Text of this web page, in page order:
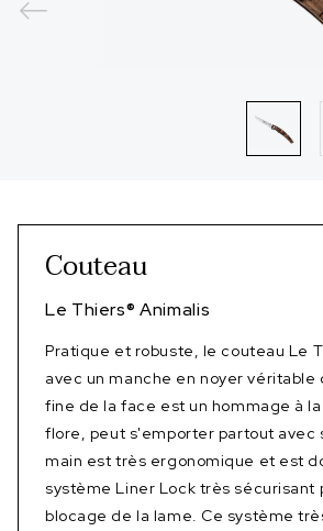
Couteau
Le Thiers® Animalis
Pratique et robuste, le couteau Le
avec un manche en noyer véritable
fine de la face est un hommage à
flore, peut s'emporter partout avec
main est très ergonomique et est
système Liner Lock très sécurisant
blocage de la lame. Ce système